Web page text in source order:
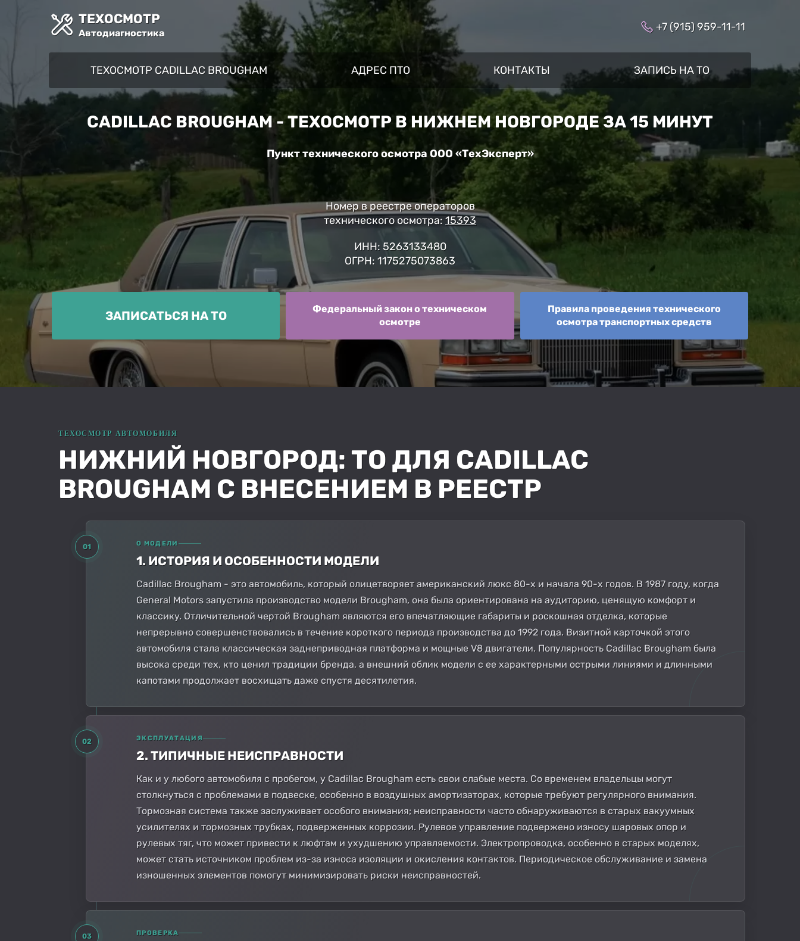
ТЕХОСМОТР
Автодиагностика +7 (915) 959-11-11
ТЕХОСМОТР CADILLAC BROUGHAM АДРЕС ПТО КОНТАКТЫ ЗАПИСЬ НА ТО
CADILLAC BROUGHAM - ТЕХОСМОТР В НИЖНЕМ НОВГОРОДЕ ЗА 15 МИНУТ
Пункт технического осмотра ООО «ТехЭксперт»
Номер в реестре операторов
технического осмотра: 15393
ИНН: 5263133480
ОГРН: 1175275073863
ЗАПИСАТЬСЯ НА ТО
Федеральный закон о техническом
осмотре
Правила проведения технического
осмотра транспортных средств
НИЖНИЙ НОВГОРОД: ТО ДЛЯ CADILLAC
BROUGHAM С ВНЕСЕНИЕМ В РЕЕСТР
01 О МОДЕЛИ
1. ИСТОРИЯ И ОСОБЕННОСТИ МОДЕЛИ
Cadillac Brougham - это автомобиль, который олицетворяет американский люкс 80-х и начала 90-х годов. В 1987 году, когда
General Motors запустила производство модели Brougham, она была ориентирована на аудиторию, ценящую комфорт и
классику. Отличительной чертой Brougham являются его впечатляющие габариты и роскошная отделка, которые
непрерывно совершенствовались в течение короткого периода производства до 1992 года. Визитной карточкой этого
автомобиля стала классическая заднеприводная платформа и мощные V8 двигатели. Популярность Cadillac Brougham была
высока среди тех, кто ценил традиции бренда, а внешний облик модели с ее характерными острыми линиями и длинными
капотами продолжает восхищать даже спустя десятилетия.
02 ЭКСПЛУАТАЦИЯ
2. ТИПИЧНЫЕ НЕИСПРАВНОСТИ
Как и у любого автомобиля с пробегом, у Cadillac Brougham есть свои слабые места. Со временем владельцы могут
столкнуться с проблемами в подвеске, особенно в воздушных амортизаторах, которые требуют регулярного внимания.
Тормозная система также заслуживает особого внимания; неисправности часто обнаруживаются в старых вакуумных
усилителях и тормозных трубках, подверженных коррозии. Рулевое управление подвержено износу шаровых опор и
рулевых тяг, что может привести к люфтам и ухудшению управляемости. Электропроводка, особенно в старых моделях,
может стать источником проблем из-за износа изоляции и окисления контактов. Периодическое обслуживание и замена
изношенных элементов помогут минимизировать риски неисправностей.
03 ПРОВЕРКА